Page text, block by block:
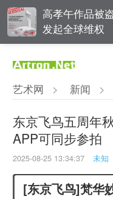
高孝午作品被
发起全球维权
界
OCAT上海馆：
态的十年
艺术网 > 新闻 >
东京飞鸟五周年
APP可同步参拍
2025-08-25 13:34:37 未知